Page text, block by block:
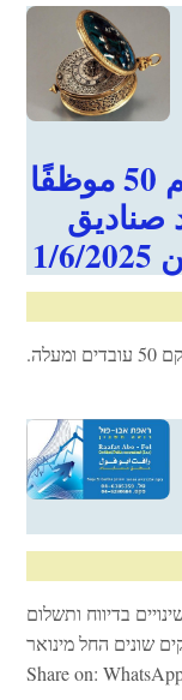
أصحاب العمل الذين لديهم 50 موظفًا
صناديق
בדיווח ותשלום
שונים החל מינואר